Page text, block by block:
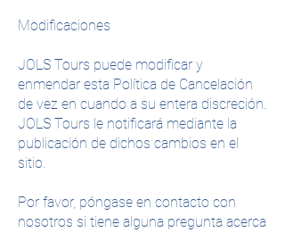
Modificaciones
JOLS Tours puede modificar y
enmendar esta Política de Cancelación
de vez en cuando a su entera discreción.
JOLS Tours le notificará mediante la
publicación de dichos cambios en el
sitio.
Por favor, póngase en contacto con
nosotros si tiene alguna pregunta acerca